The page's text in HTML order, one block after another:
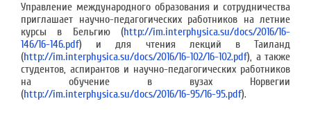
Управление международного образования и сотрудничества
приглашает научно-педагогических работников на летние
курсы в Бельгию (http://im.interphysica.su/docs/2016/16-
146/16-146.pdf) и для чтения лекций в Таиланд
(http://im.interphysica.su/docs/2016/16-102/16-102.pdf), а также
студентов, аспирантов и научно-педагогических работников
на обучение в вузах Норвегии
(http://im.interphysica.su/docs/2016/16-95/16-95.pdf).